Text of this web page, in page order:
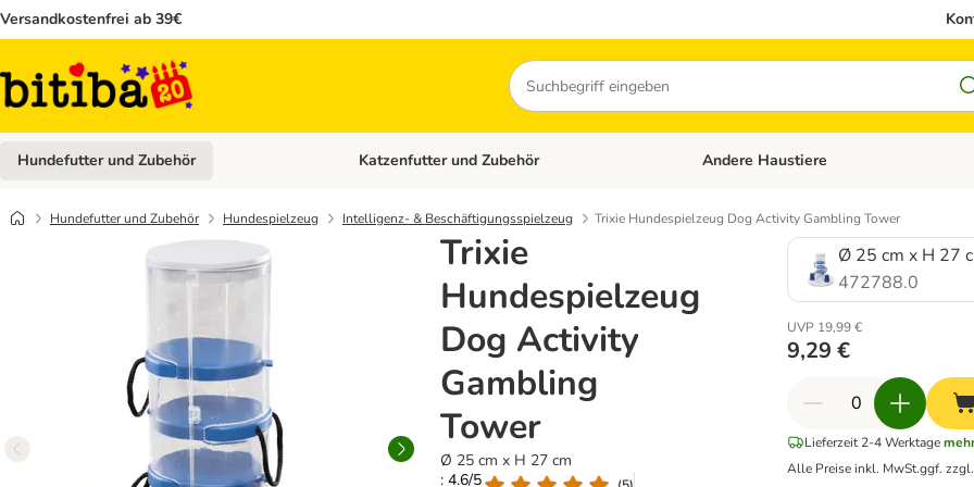
Versandkostenfrei ab 39€
Suchen
Hundefutter und Zubehör Kategorie-Menü öffnen: Hundefutter und Zubehör
Katzenfutter und Zubehör Kategorie-Menü öffnen: Katzenfutter und
Andere Haustiere
Hundefutter und Zubehör Hundespielzeug Intelligenz- & Beschäftigungsspielzeug Trixie Hundespielzeug Dog Activity Gambling Tower
Trixie
Hundespielzeug
Dog Activity
Gambling
Tower
Ø 25 cm x H 27 cm
: 4.6/5
Ø 25 cm x H 27
472788.0
UVP 19,99 €
9,29 €
Lieferzeit 2-4 Werktage
Alle Preise inkl. MwSt.ggf. zzgl.